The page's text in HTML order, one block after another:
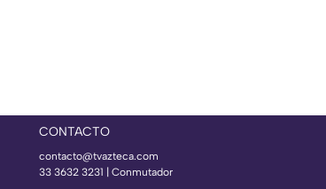
CONTACTO
contacto@tvazteca.com
33 3632 3231 | Conmutador